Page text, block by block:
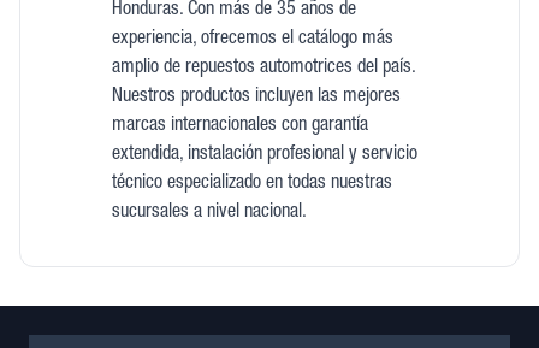
Honduras. Con más de 35 años de
experiencia, ofrecemos el catálogo más
amplio de repuestos automotrices del país.
Nuestros productos incluyen las mejores
marcas internacionales con garantía
extendida, instalación profesional y servicio
técnico especializado en todas nuestras
sucursales a nivel nacional.